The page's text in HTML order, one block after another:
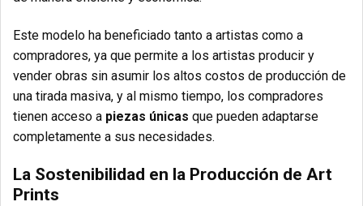
Este modelo ha beneficiado tanto a artistas como a
compradores, ya que permite a los artistas producir y
vender obras sin asumir los altos costos de producción de
una tirada masiva, y al mismo tiempo, los compradores
tienen acceso a piezas únicas que pueden adaptarse
completamente a sus necesidades.
La Sostenibilidad en la Producción de Art
Prints